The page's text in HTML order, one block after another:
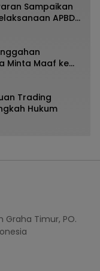
Sampaikan
APBD
Minta Maaf ke
Trading
Hukum
Graha Timur, PO.